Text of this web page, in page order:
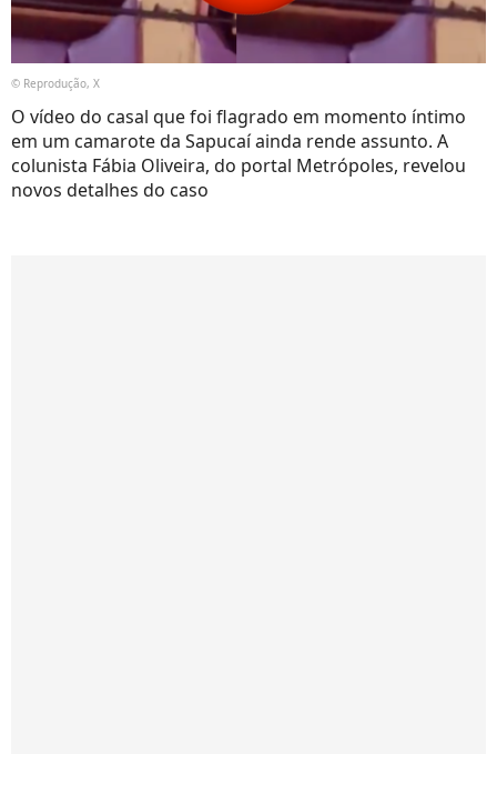
© Reprodução, X
O vídeo do casal que foi flagrado em momento íntimo
em um camarote da Sapucaí ainda rende assunto. A
colunista Fábia Oliveira, do portal Metrópoles, revelou
novos detalhes do caso